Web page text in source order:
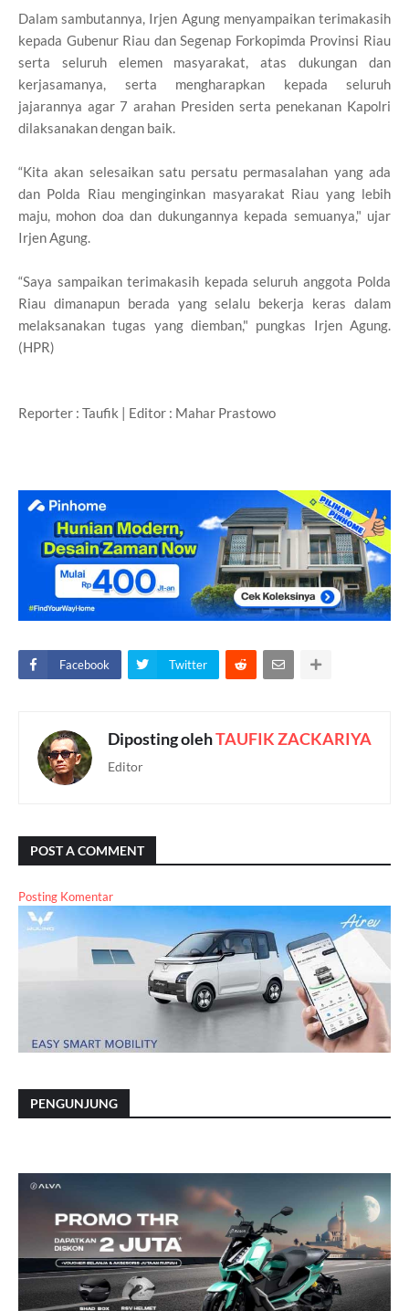
Dalam sambutannya, Irjen Agung menyampaikan terimakasih
kepada Gubenur Riau dan Segenap Forkopimda Provinsi Riau
serta seluruh elemen masyarakat, atas dukungan dan
kerjasamanya, serta mengharapkan kepada seluruh
jajarannya agar 7 arahan Presiden serta penekanan Kapolri
dilaksanakan dengan baik.
“Kita akan selesaikan satu persatu permasalahan yang ada
dan Polda Riau menginginkan masyarakat Riau yang lebih
maju, mohon doa dan dukungannya kepada semuanya," ujar
Irjen Agung.
“Saya sampaikan terimakasih kepada seluruh anggota Polda
Riau dimanapun berada yang selalu bekerja keras dalam
melaksanakan tugas yang diemban," pungkas Irjen Agung.
(HPR)
Reporter : Taufik | Editor : Mahar Prastowo
Facebook Twitter
Diposting olehTAUFIK ZACKARIYA
Editor
POST A COMMENT
Posting Komentar
PENGUNJUNG